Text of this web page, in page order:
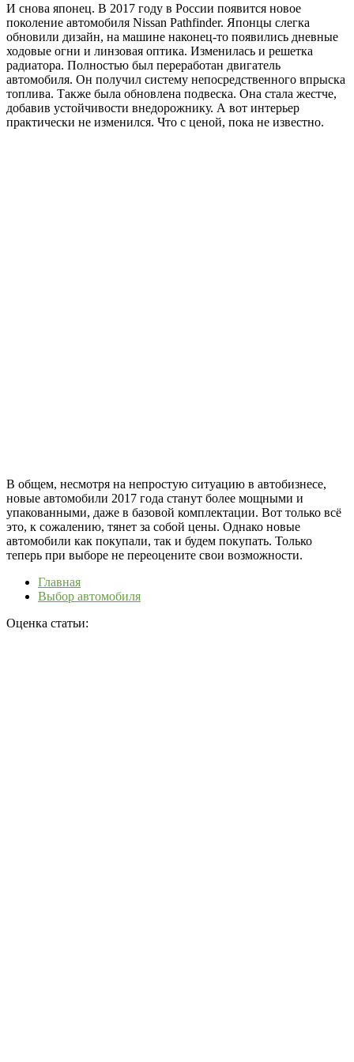
И снова японец. В 2017 году в России появится новое
поколение автомобиля Nissan Pathfinder. Японцы слегка
обновили дизайн, на машине наконец-то появились дневные
ходовые огни и линзовая оптика. Изменилась и решетка
радиатора. Полностью был переработан двигатель
автомобиля. Он получил систему непосредственного впрыска
топлива. Также была обновлена подвеска. Она стала жестче,
добавив устойчивости внедорожнику. А вот интерьер
практически не изменился. Что с ценой, пока не известно.
В общем, несмотря на непростую ситуацию в автобизнесе,
новые автомобили 2017 года станут более мощными и
упакованными, даже в базовой комплектации. Вот только всё
это, к сожалению, тянет за собой цены. Однако новые
автомобили как покупали, так и будем покупать. Только
теперь при выборе не переоцените свои возможности.
Главная
Выбор автомобиля
Оценка статьи: